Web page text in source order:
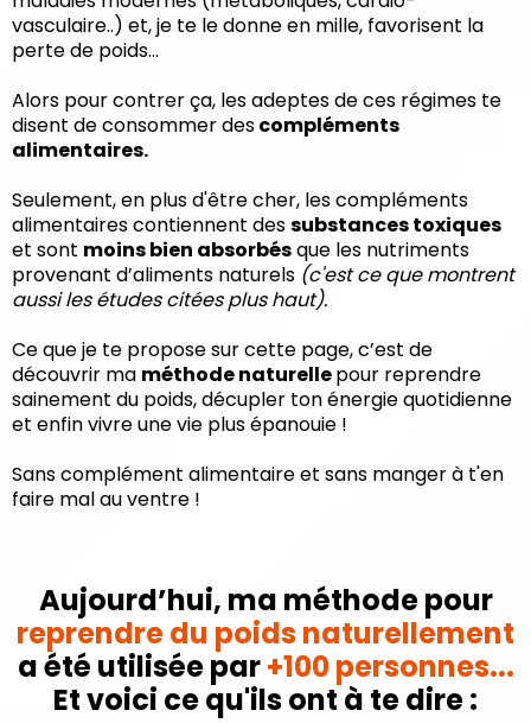
vasculaire..) et, je te le donne en mille, favorisent la
perte de poids...
Alors pour contrer ça, les adeptes de ces régimes te
disent de consommer descompléments
alimentaires.
Seulement, en plus d'être cher, les compléments
alimentaires contiennent dessubstances toxiques
et sont moins bien absorbésque les nutriments
provenant d’aliments naturels (c'est ce que montrent
aussi les études citées plus haut).
Ce que je te propose sur cette page, c’est de
découvrir ma méthode naturellepour reprendre
sainement du poids, décupler ton énergie quotidienne
et enfin vivre une vie plus épanouie !
Sans complément alimentaire et sans manger à t'en
faire mal au ventre !
Aujourd’hui, ma méthode pour
reprendre du poids naturellement
a été utilisée par+100 personnes...
Et voici ce qu'ils ont à te dire :